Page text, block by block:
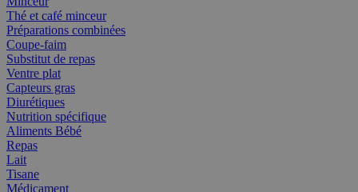
Thé et café minceur
Préparations combinées
Coupe-faim
Substitut de repas
Ventre plat
Capteurs gras
Diurétiques
Nutrition spécifique
Aliments Bébé
Repas
Lait
Tisane
Médicament